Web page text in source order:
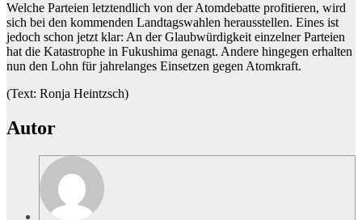
Welche Parteien letztendlich von der Atomdebatte profitieren, wird
sich bei den kommenden Landtagswahlen herausstellen. Eines ist
jedoch schon jetzt klar: An der Glaubwürdigkeit einzelner Parteien
hat die Katastrophe in Fukushima genagt. Andere hingegen erhalten
nun den Lohn für jahrelanges Einsetzen gegen Atomkraft.
(Text: Ronja Heintzsch)
Autor